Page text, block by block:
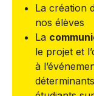
La création
nos élèves
La
le projet et
à